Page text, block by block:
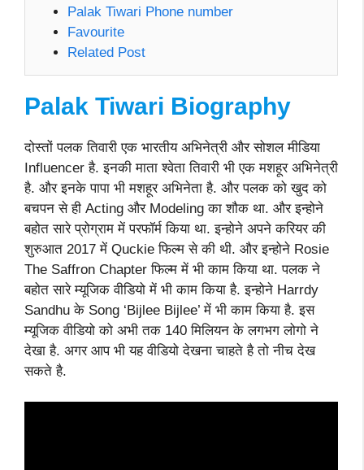
Palak Tiwari Phone number
Favourite
Related Post
Palak Tiwari Biography
दोस्तों पलक तिवारी एक भारतीय अभिनेत्री और सोशल मीडिया
Influencer है. इनकी माता श्वेता तिवारी भी एक मशहूर अभिनेत्री
है. और इनके पापा भी मशहूर अभिनेता है. और पलक को खुद को
बचपन से ही Acting और Modeling का शौक था. और इन्होने
बहोत सारे प्रोग्राम में परफॉर्म किया था. इन्होने अपने करियर की
शुरुआत 2017 में Quckie फिल्म से की थी. और इन्होने Rosie
The Saffron Chapter फिल्म में भी काम किया था. पलक ने
बहोत सारे म्यूजिक वीडियो में भी काम किया है. इन्होने Harrdy
Sandhu के Song ‘Bijlee Bijlee’ में भी काम किया है. इस
म्यूजिक वीडियो को अभी तक 140 मिलियन के लगभग लोगो ने
देखा है. अगर आप भी यह वीडियो देखना चाहते है तो नीच देख
सकते है.